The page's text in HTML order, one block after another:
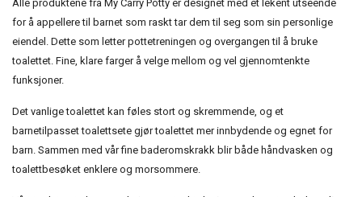
Alle produktene fra My Carry Potty er designet med et lekent utseende
for å appellere til barnet som raskt tar dem til seg som sin personlige
eiendel. Dette som letter pottetreningen og overgangen til å bruke
toalettet. Fine, klare farger å velge mellom og vel gjennomtenkte
funksjoner.
Det vanlige toalettet kan føles stort og skremmende, og et
barnetilpasset toalettsete gjør toalettet mer innbydende og egnet for
barn. Sammen med vår fine baderomskrakk blir både håndvasken og
toalettbesøket enklere og morsommere.